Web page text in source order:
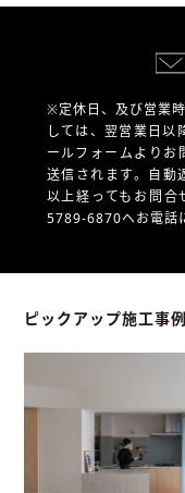
※定休日、及び営業
しては、翌営業日以
ールフォームよりお
送信されます。自動
以上経ってもお問
5789-6870へお電話
ピックアップ施工事例